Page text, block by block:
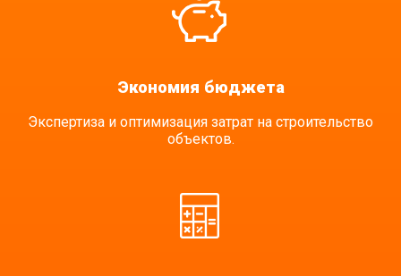
Экономия бюджета
Экспертиза и оптимизация затрат на строительство
объектов.